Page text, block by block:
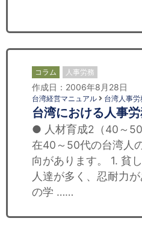
経済ニュース
ＩＴ
飲食店情報
コラム 人事労務
作成日：2006年8月28日
台湾経営マニュアル 台湾人事労
台湾における人事
● 人材育成2（40～
在40～50代の台湾人
向があります。 1. 貧
人達が多く、忍耐力
の学 ……